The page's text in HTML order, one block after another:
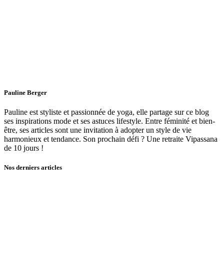
Pauline Berger
Pauline est styliste et passionnée de yoga, elle partage sur ce blog
ses inspirations mode et ses astuces lifestyle. Entre féminité et bien-
être, ses articles sont une invitation à adopter un style de vie
harmonieux et tendance. Son prochain défi ? Une retraite Vipassana
de 10 jours !
Nos derniers articles